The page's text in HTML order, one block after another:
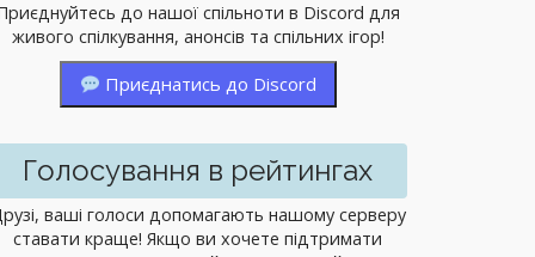
до нашої спільноти в Discord для
живого спілкування, анонсів та спільних ігор!
Приєднатись до Discord
Голосування в рейтингах
ваші голоси допомагають нашому серверу
ставати краще! Якщо ви хочете підтримати